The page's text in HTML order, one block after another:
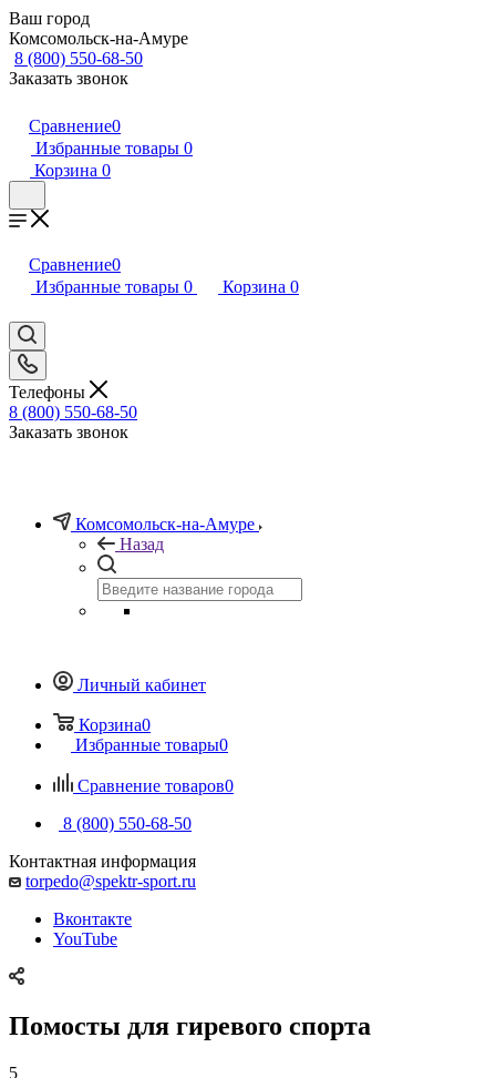
Ваш город
Комсомольск-на-Амуре
8 (800) 550-68-50
Заказать звонок
Сравнение0
Избранные товары 0
Корзина 0
Сравнение0
Избранные товары 0 Корзина 0
Телефоны
8 (800) 550-68-50
Заказать звонок
Комсомольск-на-Амуре
Назад
Личный кабинет
Корзина0
Избранные товары0
Сравнение товаров0
8 (800) 550-68-50
Контактная информация
torpedo@spektr-sport.ru
Вконтакте
YouTube
Помосты для гиревого спорта
5